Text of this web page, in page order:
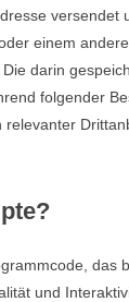
versendet
einem
darin
folgender
das
und